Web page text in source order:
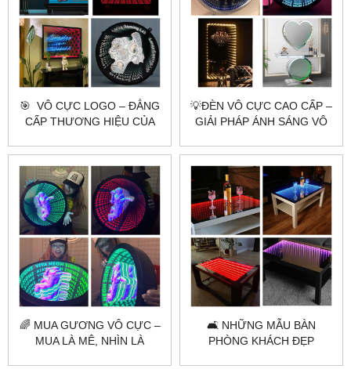
🎯 ​​​​​​​ VÔ CỰC LOGO – ĐẲNG
CẤP THƯƠNG HIỆU CỦA
💡ĐÈN VÔ CỰC CAO CẤP –
GIẢI PHÁP ÁNH SÁNG VÔ
CITYBUILDING
🌈 MUA GƯƠNG VÔ CỰC –
MUA LÀ MÊ, NHÌN LÀ
🛋️ NHỮNG MẪU BÀN
PHÒNG KHÁCH ĐẸP